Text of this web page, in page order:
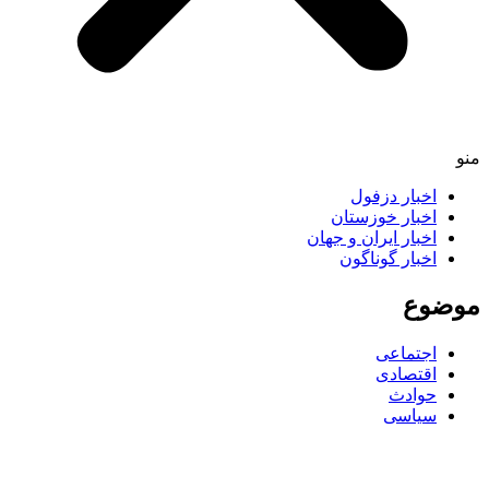
منو
اخبار دزفول
اخبار خوزستان
اخبار ایران و جهان
اخبار گوناگون
موضوع
اجتماعی
اقتصادی
حوادث
سیاسی